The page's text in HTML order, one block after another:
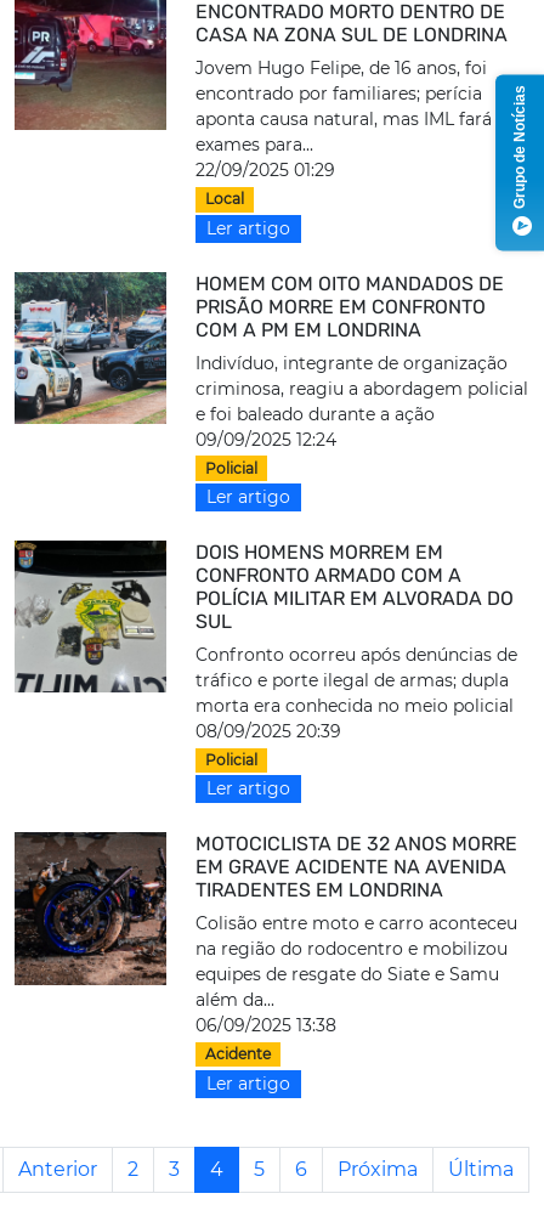
ENCONTRADO MORTO DENTRO DE
CASA NA ZONA SUL DE LONDRINA
Jovem Hugo Felipe, de 16 anos, foi
encontrado por familiares; perícia
aponta causa natural, mas IML fará
exames para...
22/09/2025 01:29
Local
Ler artigo
HOMEM COM OITO MANDADOS DE
PRISÃO MORRE EM CONFRONTO
COM A PM EM LONDRINA
Indivíduo, integrante de organização
criminosa, reagiu a abordagem policial
e foi baleado durante a ação
09/09/2025 12:24
Policial
Ler artigo
DOIS HOMENS MORREM EM
CONFRONTO ARMADO COM A
POLÍCIA MILITAR EM ALVORADA DO
SUL
Confronto ocorreu após denúncias de
tráfico e porte ilegal de armas; dupla
morta era conhecida no meio policial
08/09/2025 20:39
Policial
Ler artigo
MOTOCICLISTA DE 32 ANOS MORRE
EM GRAVE ACIDENTE NA AVENIDA
TIRADENTES EM LONDRINA
Colisão entre moto e carro aconteceu
na região do rodocentro e mobilizou
equipes de resgate do Siate e Samu
além da...
06/09/2025 13:38
Acidente
Ler artigo
Anterior 2 3 4 5 6 Próxima Última
Grupo de Notícias